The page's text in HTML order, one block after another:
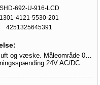
SHD-692-U-916-LCD
1301-4121-5530-201
4251325645391
og væske. Måleområde 0…
24V AC/DC